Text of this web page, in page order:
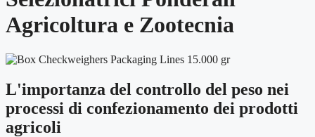
Agricoltura e Zootecnia
L'importanza del controllo del peso nei
processi di confezionamento dei prodotti
agricoli